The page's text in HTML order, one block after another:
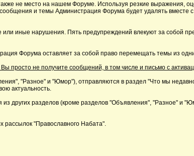
не место на нашем Форуме. Используя резкие выражения,
и темы Администрация Форума будет удалять вместе
иные нарушения. Пять предупреждений влекуют за собой
Форума оставляет за собой право перемещать темы из
просто не получите сообщений, в том числе и письмо с
"Разное" и "Юмор"), отправляются в раздел "Что мы
актуальность.
разделов (кроме разделов "Объявления", "Разное" и
рассылок "Православного Набата".